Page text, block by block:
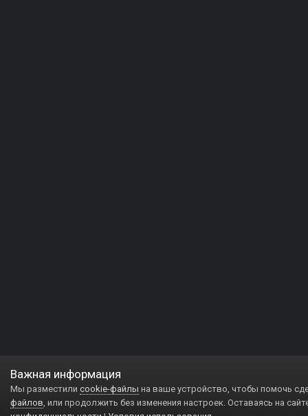
Важная информация
Мы разместили cookie-файлы на ваше устройство, чтобы помочь
файлов, или продолжить без изменения настроек. Оставаясь на